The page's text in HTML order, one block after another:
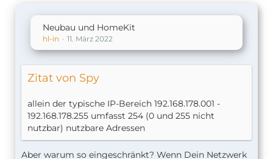
Neubau und HomeKit
hl-in 11. März 2022
Zitat von Spy
allein der typische IP-Bereich 192.168.178.001 -
192.168.178.255 umfasst 254 (0 und 255 nicht
nutzbar) nutzbare Adressen
Aber warum so eingeschränkt? Wenn Dein Netzwerk